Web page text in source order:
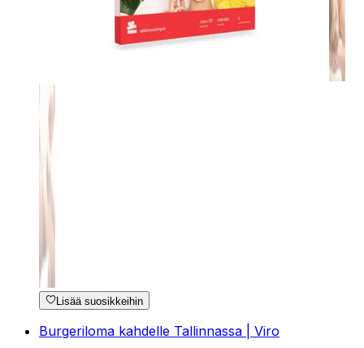
Lisää suosikkeihin
Burgeriloma kahdelle Tallinnassa | Viro